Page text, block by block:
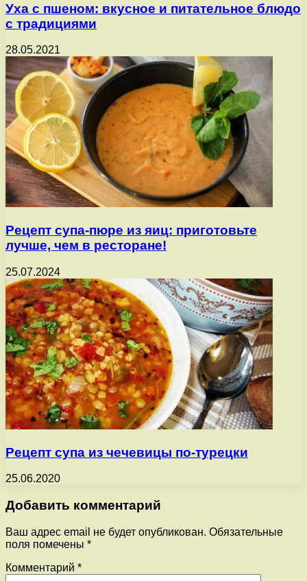
Уха с пшеном: вкусное и питательное блюдо
с традициями
28.05.2021
Рецепт супа-пюре из яиц: приготовьте
лучше, чем в ресторане!
25.07.2024
Рецепт супа из чечевицы по-турецки
25.06.2020
Добавить комментарий
Ваш адрес email не будет опубликован. Обязательные
поля помечены *
Комментарий *